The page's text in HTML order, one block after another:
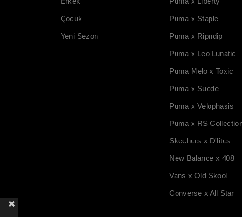
Çocuk
Yeni Sezon
Puma x Staple
Puma x Ripndip
Puma x Leo Lunatic
Puma Melo x Toxic
Puma x Suede
Puma x Velophasis
Puma x RS
Skechers x D'lites
New Balance x 408
Vans x Old Skool
Converse x All Star